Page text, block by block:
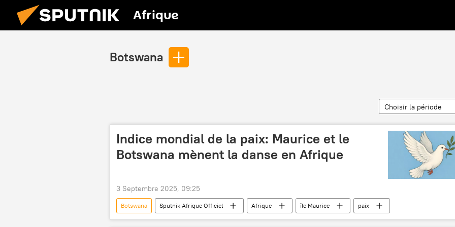
Afrique
Botswana
Choisir la période
Indice mondial de la paix: Maurice et le
Botswana mènent la danse en Afrique
3 Septembre 2025, 09:25
Botswana Sputnik Afrique Officiel Afrique île Maurice paix